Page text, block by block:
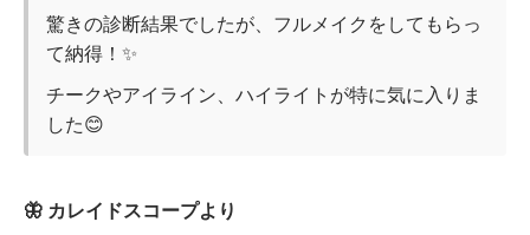
驚きの診断結果でしたが、フルメイクをしてもらっ
て納得！✨
チークやアイライン、ハイライトが特に気に入りま
した😊
🦋 カレイドスコープより